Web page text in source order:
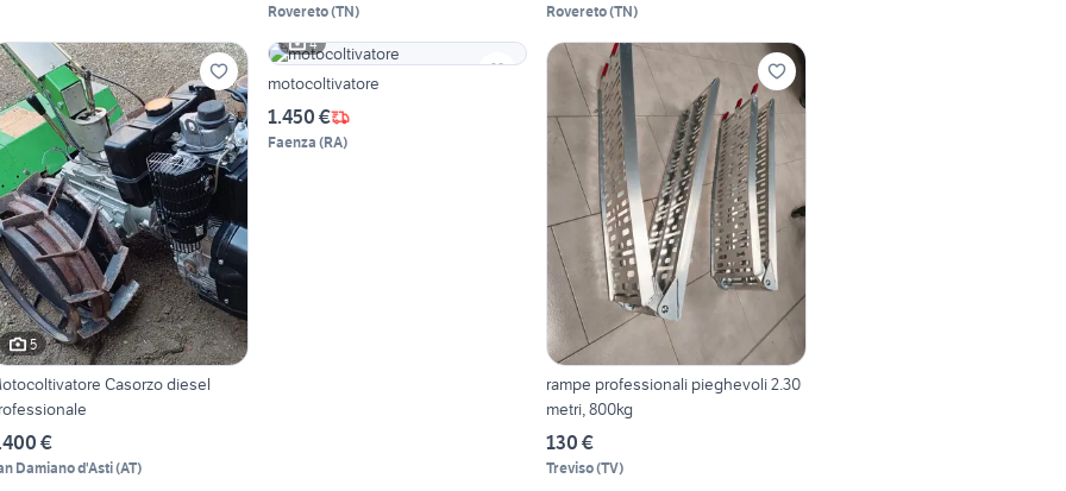
Rovereto(TN) Rovereto(TN)
5
Casorzo diesel
€
Damiano d'Asti(AT)
4
motocoltivatore
1.450 €
Faenza (RA)
rampe professionali pieghevoli 2.30
metri, 800kg
130 €
Treviso(TV)